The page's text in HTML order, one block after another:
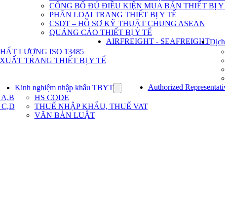
vụ
nhập
khẩu
TBYT
CÔNG BỐ ĐỦ ĐIỀU KIỆN MUA BÁN THIẾT BỊ Y
PHÂN LOẠI TRANG THIẾT BỊ Y TẾ
CSDT – HỒ SƠ KỸ THUẬT CHUNG ASEAN
QUẢNG CÁO THIẾT BỊ Y TẾ
LƯỢNG ISO 13485
TRANG THIẾT BỊ Y TẾ
AIRFREIGHT - SEAFREIGHT
Kinh nghiệm nhập khẩu TBYT
submenu
for
Kinh
HS CODE
THUẾ NHẬP KHẨU, THUẾ VAT
VĂN BẢN LUẬT
Authorized